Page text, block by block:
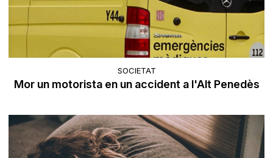
SOCIETAT
Mor un motorista en un accident a l'Alt Penedès